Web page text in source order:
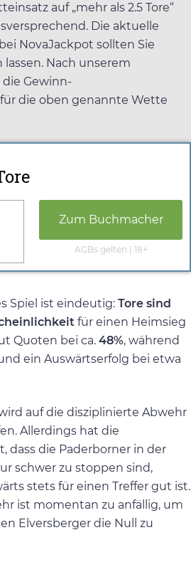
auf „mehr als 2.5 Tore“
Die aktuelle
bei NovaJackpot sollten Sie
Nach unserem
Gewinn-
die oben genannte Wette
Zum Buchmacher
AGBs gelten | 18+
Spiel ist eindeutig: Tore sind
für einen Heimsieg
Quoten bei ca. 48%, während
ein Auswärtserfolg bei etwa
auf die disziplinierte Abwehr
Allerdings hat die
dass die Paderborner in der
schwer zu stoppen sind,
stets für einen Treffer gut ist.
ist momentan zu anfällig, um
Elversberger die Null zu